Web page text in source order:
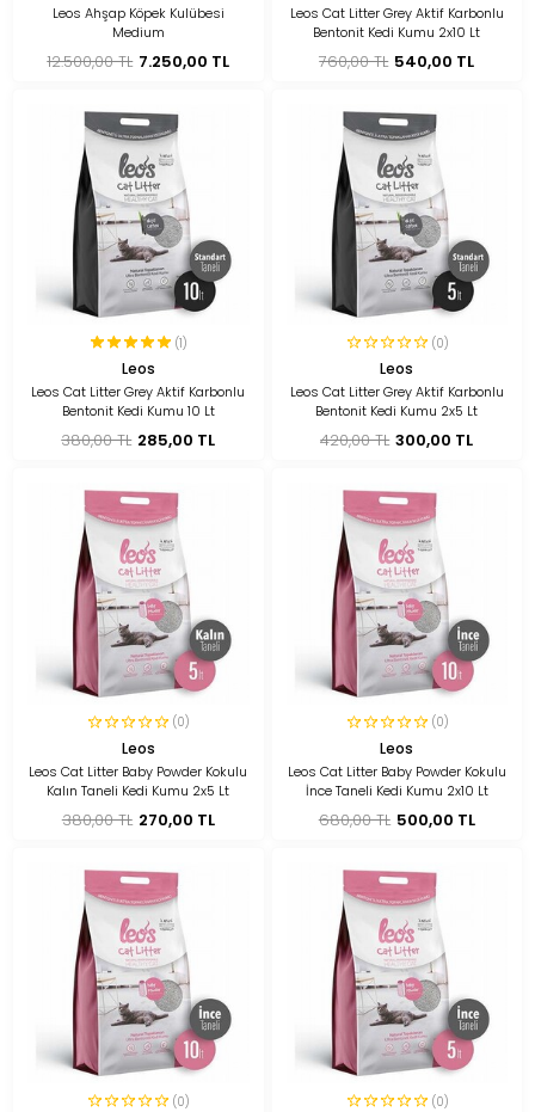
Leos Ahşap Köpek Kulübesi
Medium
12.500,00 TL 7.250,00 TL
Leos Cat Litter Grey Aktif Karbonlu
Bentonit Kedi Kumu 2x10 Lt
760,00 TL 540,00 TL
(1)
Leos
Leos Cat Litter Grey Aktif Karbonlu
Bentonit Kedi Kumu 10 Lt
380,00 TL 285,00 TL
(0)
Leos
Leos Cat Litter Grey Aktif Karbonlu
Bentonit Kedi Kumu 2x5 Lt
420,00 TL 300,00 TL
(0)
Leos
Leos Cat Litter Baby Powder Kokulu
Kalın Taneli Kedi Kumu 2x5 Lt
380,00 TL 270,00 TL
(0)
Leos
Leos Cat Litter Baby Powder Kokulu
İnce Taneli Kedi Kumu 2x10 Lt
680,00 TL 500,00 TL
(0) (0)